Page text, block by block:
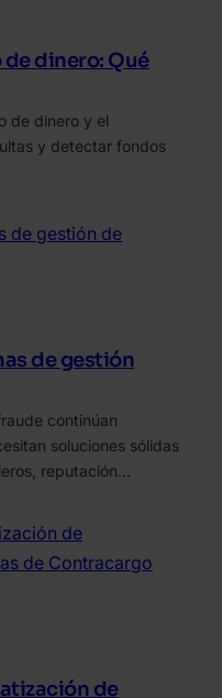
dinero: Qué
de dinero y el
y detectar fondos
de gestión
continúan
soluciones sólidas
reputación…
de